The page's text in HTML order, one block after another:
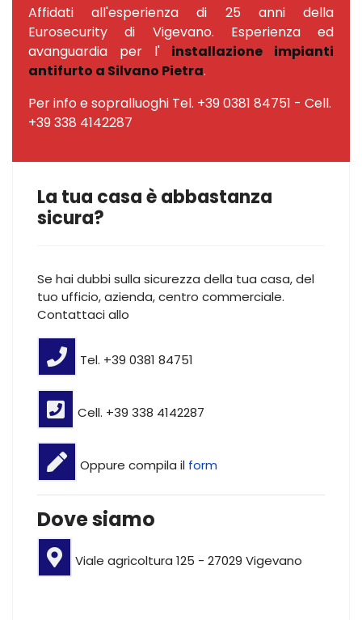
Affidati all'esperienza di 25 anni della
Eurosecurity di Vigevano. Esperienza ed
avanguardia per l' installazione impianti
antifurto a Silvano Pietra.
Per info e sopralluoghi Tel. +39 0381 84751 - Cell.
+39 338 4142287
La tua casa è abbastanza
sicura?
Se hai dubbi sulla sicurezza della tua casa, del
tuo ufficio, azienda, centro commerciale.
Contattaci allo
Tel. +39 0381 84751
Cell. +39 338 4142287
Oppure compila il form
Dove siamo
Viale agricoltura 125 - 27029 Vigevano